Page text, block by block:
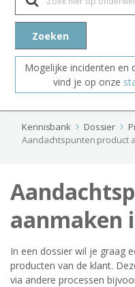
e
k
a
Zoeken
Mogelijke incidenten en
vind je op onze
Kennisbank Dossier
Aandachtspunten product
aanmaken
In een dossier wil je graag
producten van de klant.
via andere processen